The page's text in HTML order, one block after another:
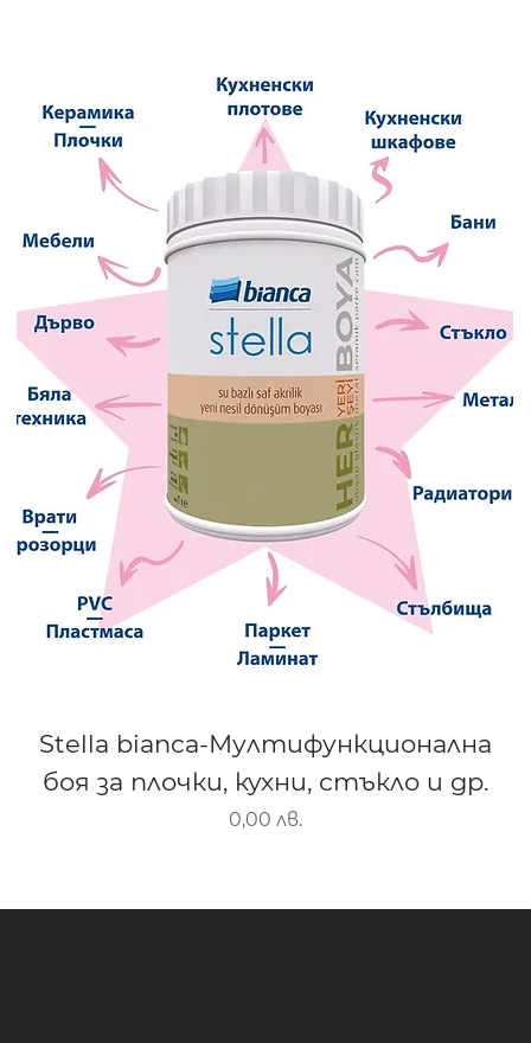
Stella bianca-Мултифункционална
боя за плочки, кухни, стъкло и др.
Цена
0,00 лв.